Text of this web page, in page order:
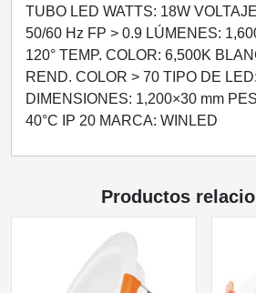
FRIO
cantidad
TUBO LED WATTS: 18W
50/60 Hz FP > 0.9 LÚMENES:
120° TEMP. COLOR: 6,500K
REND. COLOR > 70 TIPO DE
DIMENSIONES: 1,200×30 mm
40°C IP 20 MARCA: WINLED
Productos